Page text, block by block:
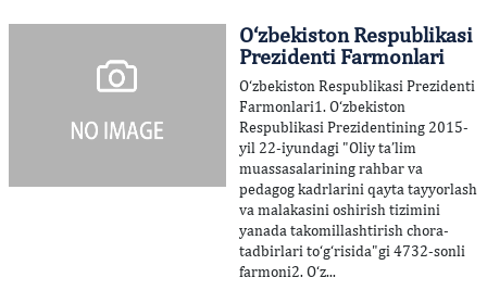
O‘zbekiston Respublikasi
Prezidenti Farmonlari
O‘zbekiston Respublikasi Prezidenti
Farmonlari1. O‘zbekiston
Respublikasi Prezidentining 2015-
yil 22-iyundagi "Oliy ta’lim
muassasalarining rahbar va
pedagog kadrlarini qayta tayyorlash
va malakasini oshirish tizimini
yanada takomillashtirish chora-
tadbirlari to‘g‘risida"gi 4732-sonli
farmoni2. O‘z...